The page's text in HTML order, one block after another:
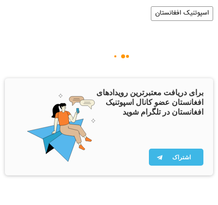
اسپوتنیک افغانستان
برای دریافت معتبرترین رویدادهای
افغانستان عضو کانال اسپوتنیک
افغانستان در تلگرام شوید
اشتراک